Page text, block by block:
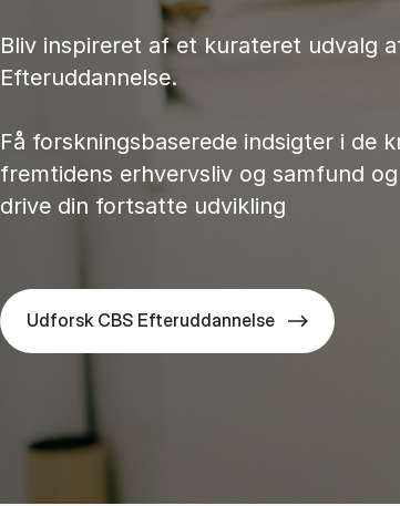
Bliv inspireret af et kurateret udvalg
Efteruddannelse.
Få forskningsbaserede indsigter i de
fremtidens erhvervsliv og samfund
drive din fortsatte udvikling
Udforsk CBS Efteruddannelse